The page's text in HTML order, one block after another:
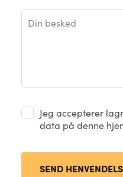
Jeg accepterer
data på denne
SEND